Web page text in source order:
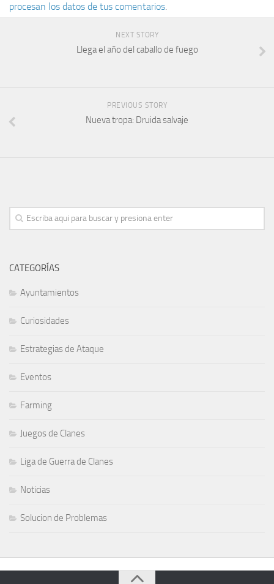
procesan los datos de tus comentarios.
NEXT STORY
Llega el año del caballo de fuego
PREVIOUS STORY
Nueva tropa: Druida salvaje
CATEGORÍAS
Ayuntamientos
Curiosidades
Estrategias de Ataque
Eventos
Farming
Juegos de Clanes
Liga de Guerra de Clanes
Noticias
Solucion de Problemas